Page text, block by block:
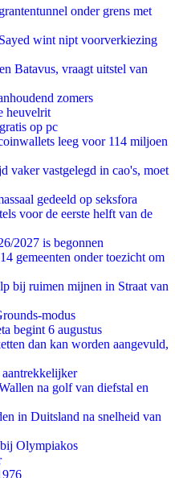
onder grens met
wint nipt voorverkiezing
Batavus, vraagt uitstel van
zomers
heuvelrit
op pc
leeg voor 114 miljoen
vaker vastgelegd in cao's, moet
gedeeld op seksfora
voor de eerste helft van de
2027 is begonnen
gemeenten onder toezicht om
bij ruimen mijnen in Straat van
modus
begint 6 augustus
dan kan worden aangevuld,
na golf van diefstal en
in Duitsland na snelheid van
Olympiakos